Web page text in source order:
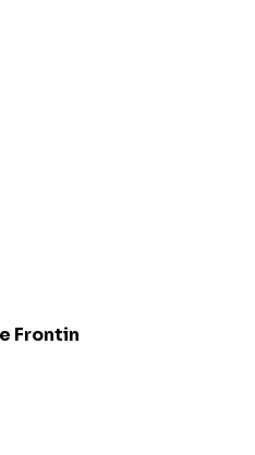
Frontin